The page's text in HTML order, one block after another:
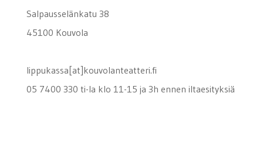
Salpausselänkatu 38
45100 Kouvola
lippukassa[at]kouvolanteatteri.fi
05 7400 330 ti-la klo 11-15 ja 3h ennen iltaesityksiä